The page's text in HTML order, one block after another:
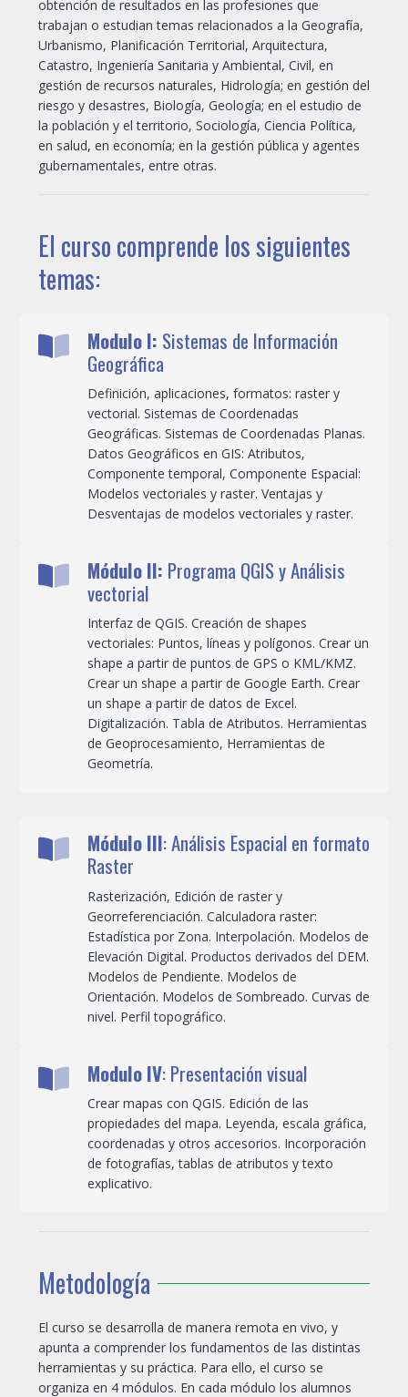
obtención de resultados en las profesiones que
trabajan o estudian temas relacionados a la Geografía,
Urbanismo, Planificación Territorial, Arquitectura,
Catastro, Ingeniería Sanitaria y Ambiental, Civil, en
gestión de recursos naturales, Hidrología; en gestión del
riesgo y desastres, Biología, Geología; en el estudio de
la población y el territorio, Sociología, Ciencia Política,
en salud, en economía; en la gestión pública y agentes
gubernamentales, entre otras.
El curso comprende los siguientes
temas:
Modulo I: Sistemas de Información
Geográfica
Definición, aplicaciones, formatos: raster y
vectorial. Sistemas de Coordenadas
Geográficas. Sistemas de Coordenadas Planas.
Datos Geográficos en GIS: Atributos,
Componente temporal, Componente Espacial:
Modelos vectoriales y raster. Ventajas y
Desventajas de modelos vectoriales y raster.
Módulo II: Programa QGIS y Análisis
vectorial
Interfaz de QGIS. Creación de shapes
vectoriales: Puntos, líneas y polígonos. Crear un
shape a partir de puntos de GPS o KML/KMZ.
Crear un shape a partir de Google Earth. Crear
un shape a partir de datos de Excel.
Digitalización. Tabla de Atributos. Herramientas
de Geoprocesamiento, Herramientas de
Geometría.
Módulo III: Análisis Espacial en formato
Raster
Rasterización, Edición de raster y
Georreferenciación. Calculadora raster:
Estadística por Zona. Interpolación. Modelos de
Elevación Digital. Productos derivados del DEM.
Modelos de Pendiente. Modelos de
Orientación. Modelos de Sombreado. Curvas de
nivel. Perfil topográfico.
Modulo IV: Presentación visual
Crear mapas con QGIS. Edición de las
propiedades del mapa. Leyenda, escala gráfica,
coordenadas y otros accesorios. Incorporación
de fotografías, tablas de atributos y texto
explicativo.
Metodología
El curso se desarrolla de manera remota en vivo, y
apunta a comprender los fundamentos de las distintas
herramientas y su práctica. Para ello, el curso se
organiza en 4 módulos. En cada módulo los alumnos